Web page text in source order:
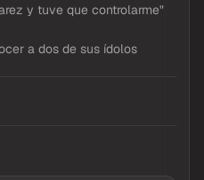
y tuve que controlarme"
a dos de sus ídolos